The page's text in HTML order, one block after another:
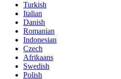
Turkish
Italian
Danish
Romanian
Indonesian
Czech
Afrikaans
Swedish
Polish